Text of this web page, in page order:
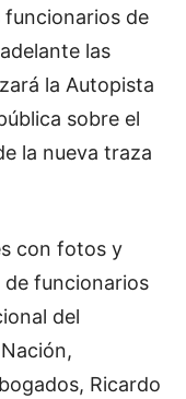
funcionarios de
las
la Autopista
sobre el
la nueva traza
con fotos y
funcionarios
del
Ricardo